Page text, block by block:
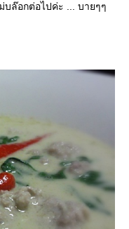
ล๊อกต่อไปค่ะ ... บายๆๆ